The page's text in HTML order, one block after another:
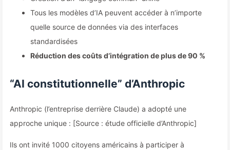
Tous les modèles d’IA peuvent accéder à n’importe
quelle source de données via des interfaces
standardisées
Réduction des coûts d’intégration de plus de 90 %
“AI constitutionnelle” d’Anthropic
Anthropic (l’entreprise derrière Claude) a adopté une
approche unique : [Source : étude officielle d’Anthropic]
Ils ont invité 1000 citoyens américains à participer à